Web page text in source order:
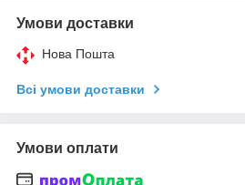
Умови доставки
Нова Пошта
Всі умови доставки
Умови оплати